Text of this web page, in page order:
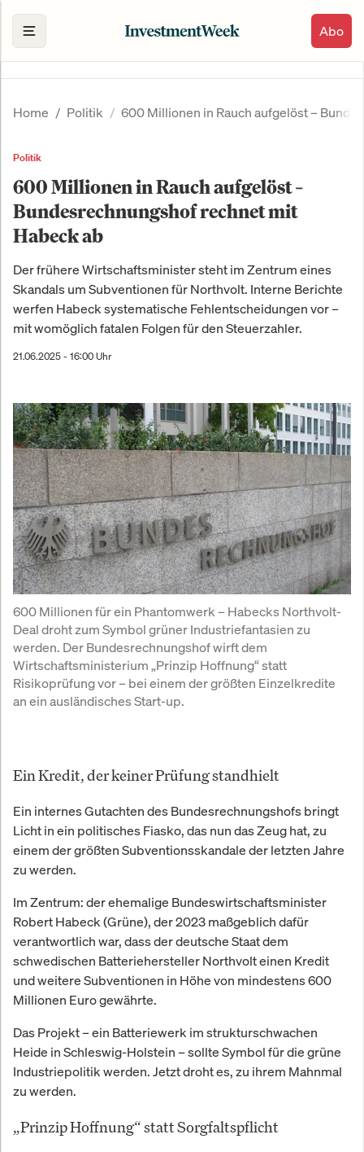
Abo
Home Politik 600 Millionen in Rauch aufgelöst –
Politik
600 Millionen in Rauch aufgelöst –
Bundesrechnungshof rechnet mit
Habeck ab
Der frühere Wirtschaftsminister steht im Zentrum eines
Skandals um Subventionen für Northvolt. Interne Berichte
werfen Habeck systematische Fehlentscheidungen vor –
mit womöglich fatalen Folgen für den Steuerzahler.
21.06.2025 - 16:00 Uhr
600 Millionen für ein Phantomwerk – Habecks Northvolt-
Deal droht zum Symbol grüner Industriefantasien zu
werden. Der Bundesrechnungshof wirft dem
Wirtschaftsministerium „Prinzip Hoffnung“ statt
Risikoprüfung vor – bei einem der größten Einzelkredite
an ein ausländisches Start-up.
Ein Kredit, der keiner Prüfung standhielt
Ein internes Gutachten des Bundesrechnungshofs bringt
Licht in ein politisches Fiasko, das nun das Zeug hat, zu
einem der größten Subventionsskandale der letzten Jahre
zu werden.
Im Zentrum: der ehemalige Bundeswirtschaftsminister
Robert Habeck (Grüne), der 2023 maßgeblich dafür
verantwortlich war, dass der deutsche Staat dem
schwedischen Batteriehersteller Northvolt einen Kredit
und weitere Subventionen in Höhe von mindestens 600
Millionen Euro gewährte.
Das Projekt – ein Batteriewerk im strukturschwachen
Heide in Schleswig-Holstein – sollte Symbol für die grüne
Industriepolitik werden. Jetzt droht es, zu ihrem Mahnmal
zu werden.
„Prinzip Hoffnung“ statt Sorgfaltspflicht